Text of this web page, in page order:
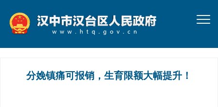
分娩镇痛可报销，生育限额大幅提升！